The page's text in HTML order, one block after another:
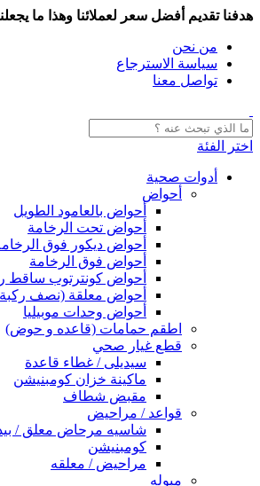
هدفنا تقديم أفضل سعر لعملائنا وهذا ما
من نحن
سياسة الاسترجاع
تواصل معنا
اختر الفئة
أدوات صحية
أحواض
أحواض بالعامود الطويل
أحواض تحت الرخامة
أحواض ديكور فوق
أحواض فوق الرخامة
أحواض كونترتوب ساقط
أحواض معلقة (نصف
أحواض وحدات موبيليا
اطقم حمامات (قاعده و حوض)
قطع غيار صحي
سيديلى / غطاء قاعدة
ماكينة خزان كومبنيشن
مقبض شطاف
قواعد / مراحيض
شاسيه مرحاض معلق /
كومبنيشن
مراحيض / معلقه
مبوله